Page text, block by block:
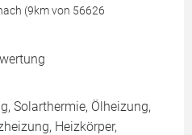
(9km von 56626
Solarthermie, Ölheizung,
Heizkörper,